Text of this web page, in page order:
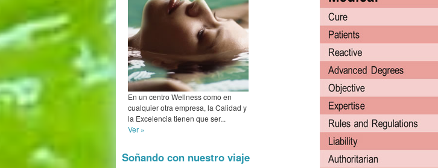
En un centro Wellness como en
cualquier otra empresa, la Calidad y
la Excelencia tienen que ser...
Ver »
Soñando con nuestro viaje